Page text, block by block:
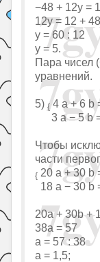
−48 + 12y =
12y = 12 + 48
y = 60 : 12
y = 5.
Пара чисел
уравнений.
5) {4 a + 6 b
3 a − 5 b
Чтобы
части
{ 20 a + 30 b
18 a − 30 b
20a + 30b +
38a = 57
a = 57 : 38
a = 1,5;